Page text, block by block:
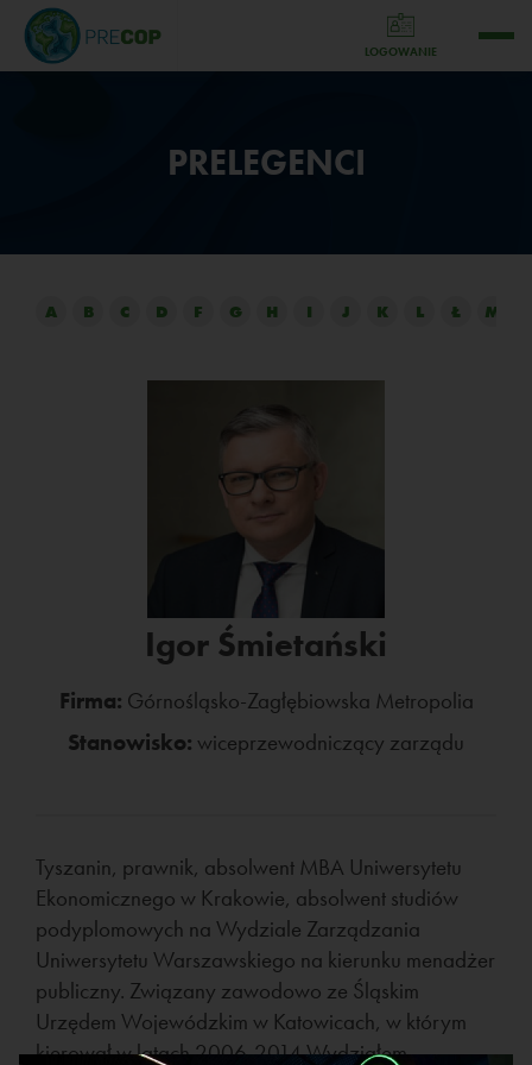
LOGOWANIE
PRELEGENCI
A B C D F G H I J K L Ł M
Igor Śmietański
Firma: Górnośląsko-Zagłębiowska Metropolia
Stanowisko: wiceprzewodniczący zarządu
Tyszanin, prawnik, absolwent MBA Uniwersytetu
Ekonomicznego w Krakowie, absolwent studiów
podyplomowych na Wydziale Zarządzania
Uniwersytetu Warszawskiego na kierunku menadżer
publiczny. Związany zawodowo ze Śląskim
Urzędem Wojewódzkim w Katowicach, w którym
kierował w latach 2006-2014 Wydziałem